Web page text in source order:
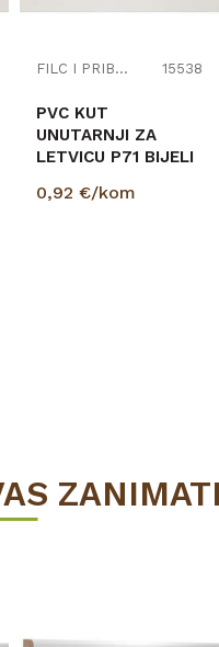
FILC I PRIBOR 15538
PVC KUT
UNUTARNJI ZA
LETVICU P71 BIJELI
0,92 €/kom
ZANIMATI